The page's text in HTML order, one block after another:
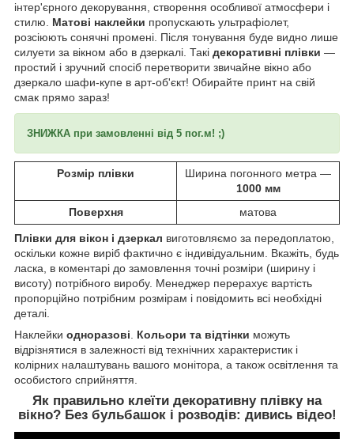
інтер'єрного декорування, створення особливої атмосфери і
стилю. Матові наклейки пропускають ультрафіолет,
розсіюють сонячні промені. Після тонування буде видно лише
силуети за вікном або в дзеркалі. Такі декоративні плівки ―
простий і зручний спосіб перетворити звичайне вікно або
дзеркало шафи-купе в арт-об'єкт! Обирайте принт на свій
смак прямо зараз!
ЗНИЖКА при замовленні від 5 пог.м! ;)
Розмір плівки
Ширина погонного метра —
1000 мм
Поверхня
матова
Плівки для вікон і дзеркал виготовляємо за передоплатою,
оскільки кожне виріб фактично є індивідуальним. Вкажіть, будь
ласка, в коментарі до замовлення точні розміри (ширину і
висоту) потрібного виробу. Менеджер перерахує вартість
пропорційно потрібним розмірам і повідомить всі необхідні
деталі.
Наклейки одноразові. Кольори та відтінки можуть
відрізнятися в залежності від технічних характеристик і
колірних налаштувань вашого монітора, а також освітлення та
особистого сприйняття.
Як правильно клеїти декоративну плівку на
вікно? Без бульбашок і розводів: дивись відео!